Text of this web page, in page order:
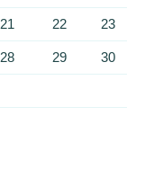
21 22 23
28 29 30